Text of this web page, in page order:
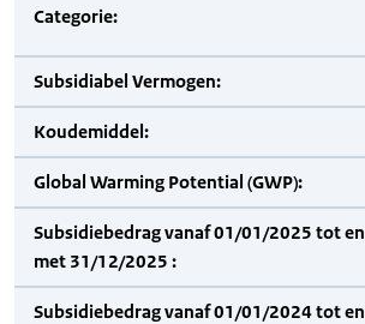
Categorie:
Subsidiabel Vermogen:
Koudemiddel:
Global Warming Potential (GWP):
Subsidiebedrag vanaf 01/01/2025 tot en
met 31/12/2025 :
Subsidiebedrag vanaf 01/01/2024 tot en